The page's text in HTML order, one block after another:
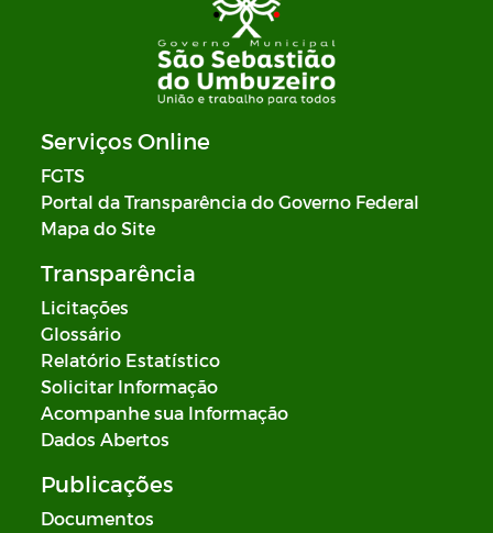
Serviços Online
FGTS
Portal da Transparência do Governo Federal
Mapa do Site
Transparência
Licitações
Glossário
Relatório Estatístico
Solicitar Informação
Acompanhe sua Informação
Dados Abertos
Publicações
Documentos